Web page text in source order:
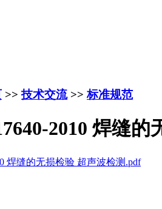
>>技术交流>>标准规范
2010 焊缝
焊缝的无损检验 超声波检测.pdf